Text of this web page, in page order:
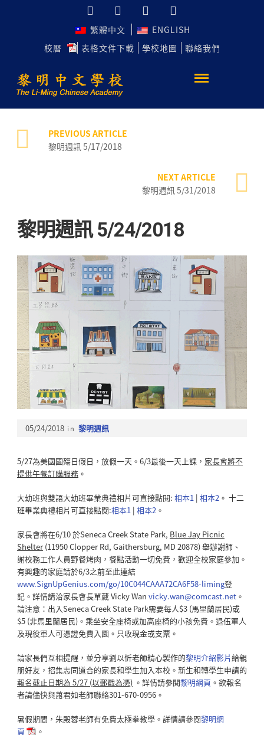
繁體中文
ENGLISH
校曆
表格文件下載 學校地圖 聯絡我們
PREVIOUS ARTICLE
黎明週訊 5/17/2018
NEXT ARTICLE
黎明週訊 5/31/2018
黎明週訊 5/24/2018
05/24/2018 in 黎明週訊
5/27為美國國殤日假日，放假一天。6/3最後一天上課， 家長會將不
提供午餐訂購服務。
大幼班與雙語大幼班畢業典禮相片可直接點閱: 相本1| 相本2。 十二
班畢業典禮相片可直接點閱:相本1| 相本2。
家長會將在6/10 於Seneca Creek State Park, Blue Jay Picnic
Shelter(11950 Clopper Rd, Gaithersburg, MD 20878) 舉辦謝師、
謝校務工作人員野餐烤肉，餐點活動一切免費，歡迎全校家庭參加。
有興趣的家庭請於6/3之前至此連結
www.SignUpGenius.com/go/10C044CAAA72CA6F58-liming登
記。詳情請洽家長會長單葳 Vicky Wan vicky.wan@comcast.net。
請注意：出入Seneca Creek State Park需要每人$3 (馬里蘭居民)或
$5 (非馬里蘭居民)。乘坐安全座椅或加高座椅的小孩免費。退伍軍人
及現役軍人可憑證免費入園。只收現金或支票。
請家長們互相提醒，並分享劉以忻老師精心製作的黎明介紹影片給親
朋好友，招集志同道合的家長和學生加入本校。新生和轉學生申請的
報名截止日期為 5/27 (以郵戳為憑)。詳情請參閱黎明網頁 。欲報名
者請儘快與蕭君如老師聯絡301-670-0956。
暑假期間，朱殿蓉老師有免費太極拳教學。詳情請參閱黎明網
頁
。